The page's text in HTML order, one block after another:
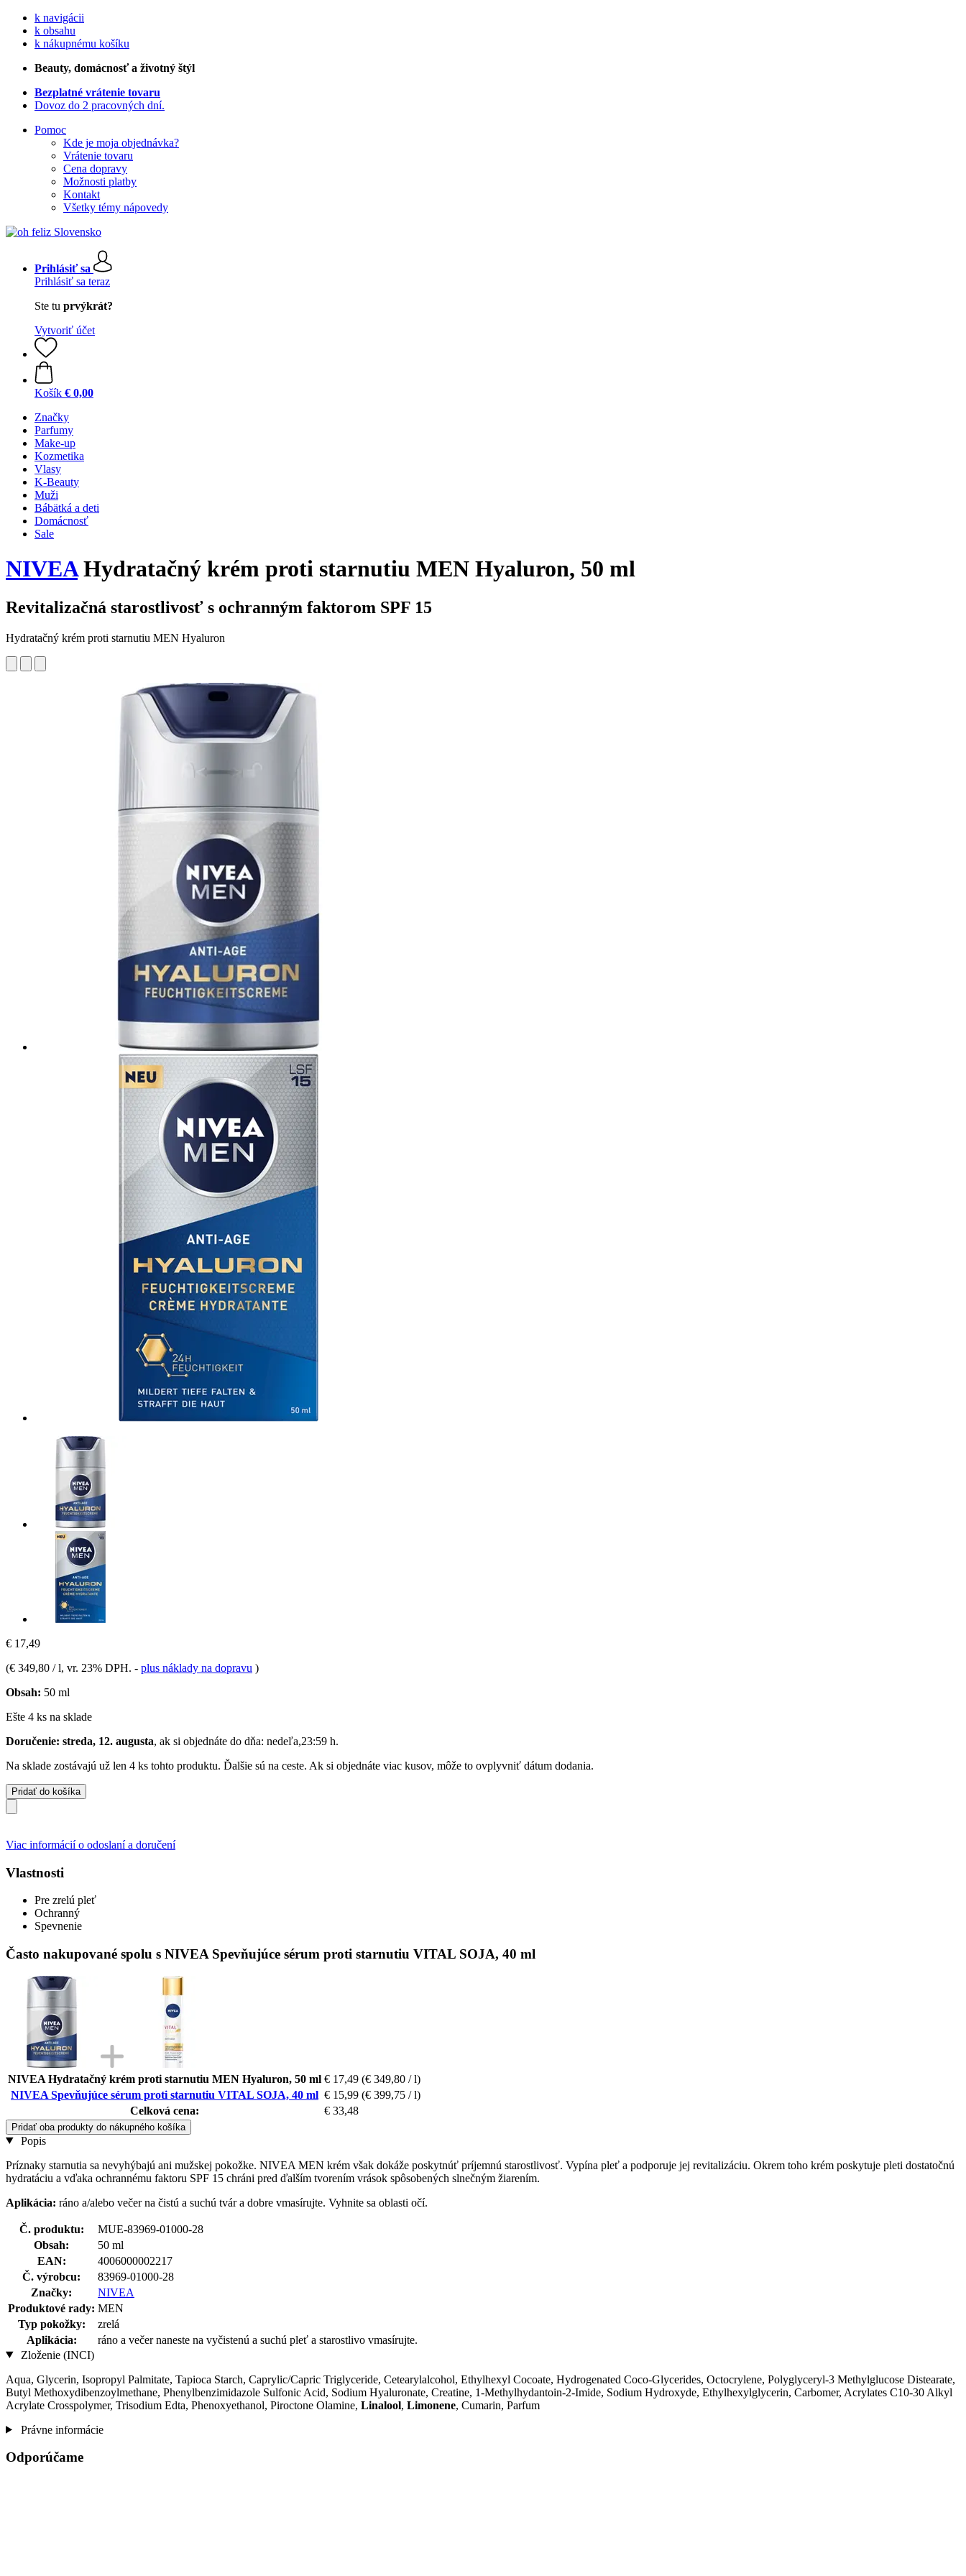
k navigácii
k obsahu
k nákupnému košíku
Beauty, domácnosť a životný štýl
Bezplatné vrátenie tovaru
Dovoz do 2 pracovných dní.
Pomoc
Kde je moja objednávka?
Vrátenie tovaru
Cena dopravy
Možnosti platby
Kontakt
Všetky témy nápovedy
Prihlásiť sa
Prihlásiť sa teraz
Ste tu prvýkrát?
Vytvoriť účet
Košík € 0,00
Značky
Parfumy
Make-up
Kozmetika
Vlasy
K-Beauty
Muži
Bábätká a deti
Domácnosť
Sale
NIVEAHydratačný krém proti starnutiu MEN Hyaluron, 50 ml
Revitalizačná starostlivosť s ochranným faktorom SPF 15
Hydratačný krém proti starnutiu MEN Hyaluron
€ 17,49
(€ 349,80 / l, vr. 23% DPH. - plus náklady na dopravu )
Obsah: 50 ml
Ešte 4 ks na sklade
Doručenie: streda, 12. augusta, ak si objednáte do dňa: nedeľa,23:59 h.
Na sklade zostávajú už len 4 ks tohto produktu. Ďalšie sú na ceste. Ak si objednáte viac kusov, môže to ovplyvniť dátum dodania.
Pridať do košíka
Viac informácií o odoslaní a doručení
Vlastnosti
Pre zrelú pleť
Ochranný
Spevnenie
Často nakupované spolu s NIVEA Spevňujúce sérum proti starnutiu VITAL SOJA, 40 ml
NIVEA Hydratačný krém proti starnutiu MEN Hyaluron, 50 ml € 17,49 (€ 349,80 / l)
NIVEA Spevňujúce sérum proti starnutiu VITAL SOJA, 40 ml € 15,99 (€ 399,75 / l)
Celková cena:
€ 33,48
Pridať oba produkty do nákupného košíka
Popis
Príznaky starnutia sa nevyhýbajú ani mužskej pokožke. NIVEA MEN krém však dokáže poskytnúť príjemnú starostlivosť. Vypína pleť a podporuje jej revitalizáciu. Okrem toho krém poskytuje pleti dostatočnú
hydratáciu a vďaka ochrannému faktoru SPF 15 chráni pred ďalším tvorením vrások spôsobených slnečným žiarením.
Aplikácia: ráno a/alebo večer na čistú a suchú tvár a dobre vmasírujte. Vyhnite sa oblasti očí.
Č. produktu:
MUE-83969-01000-28
Obsah:
50 ml
EAN:
4006000002217
Č. výrobcu:
83969-01000-28
Značky:
NIVEA
Produktové rady: MEN
Typ pokožky:
zrelá
Aplikácia:
ráno a večer naneste na vyčistenú a suchú pleť a starostlivo vmasírujte.
Zloženie (INCI)
Aqua, Glycerin, Isopropyl Palmitate, Tapioca Starch, Caprylic/Capric Triglyceride, Cetearylalcohol, Ethylhexyl Cocoate, Hydrogenated Coco-Glycerides, Octocrylene, Polyglyceryl-3 Methylglucose Distearate,
Butyl Methoxydibenzoylmethane, Phenylbenzimidazole Sulfonic Acid, Sodium Hyaluronate, Creatine, 1-Methylhydantoin-2-Imide, Sodium Hydroxyde, Ethylhexylglycerin, Carbomer, Acrylates C10-30 Alkyl
Acrylate Crosspolymer, Trisodium Edta, Phenoxyethanol, Piroctone Olamine, Linalool, Limonene, Cumarin, Parfum
Právne informácie
Odporúčame